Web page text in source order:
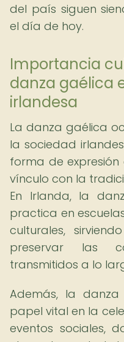
del país siguen
el día de hoy.
Importancia
danza gaélica
irlandesa
La danza gaélica
la sociedad
forma de
vínculo con la
En Irlanda, la
practica en
culturales,
preservar las
transmitidos a lo
Además, la
papel vital en la
eventos sociales,